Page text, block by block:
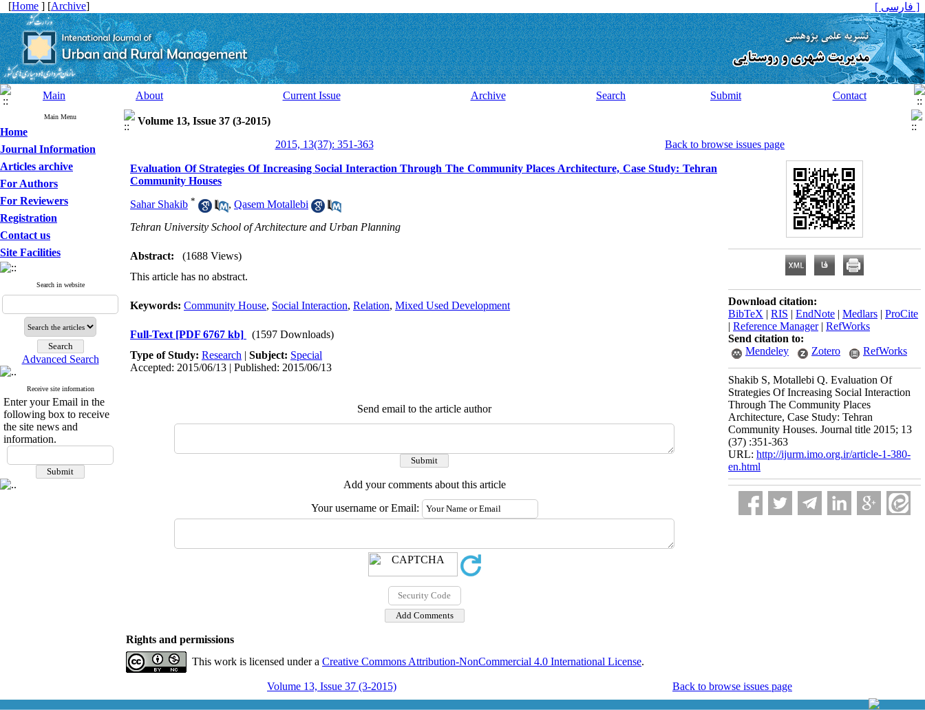
[Home ] [Archive] [ فارسی ]
Main About Current Issue Archive Search Submit Contact
Main Menu
Home
Journal Information
Articles archive
For Authors
For Reviewers
Registration
Contact us
Site Facilities
Search in website
Advanced Search
Receive site information
Enter your Email in the
following box to receive
the site news and
information.
Volume 13, Issue 37 (3-2015)
2015, 13(37): 351-363
Back to browse issues page
Evaluation Of Strategies Of Increasing Social Interaction Through The Community Places Architecture, Case Study: Tehran
Community Houses
Sahar Shakib * , Qasem Motallebi
Tehran University School of Architecture and Urban Planning
Abstract:
(1688 Views)
This article has no abstract.
Keywords: Community House, Social Interaction, Relation, Mixed Used Development
Full-Text [PDF 6767 kb]
(1597 Downloads)
Type of Study: Research | Subject: Special
Accepted: 2015/06/13 | Published: 2015/06/13
Send email to the article author
Add your comments about this article
Your username or Email:
Download citation:
BibTeX | RIS | EndNote | Medlars | ProCite
| Reference Manager| RefWorks
Send citation to:
Mendeley
Zotero RefWorks
Shakib S, Motallebi Q. Evaluation Of
Strategies Of Increasing Social Interaction
Through The Community Places
Architecture, Case Study: Tehran
Community Houses. Journal title 2015; 13
(37) :351-363
URL: http://ijurm.imo.org.ir/article-1-380-
en.html
Rights and permissions
This work is licensed under a Creative Commons Attribution-NonCommercial 4.0 International License.
Volume 13, Issue 37 (3-2015) Back to browse issues page